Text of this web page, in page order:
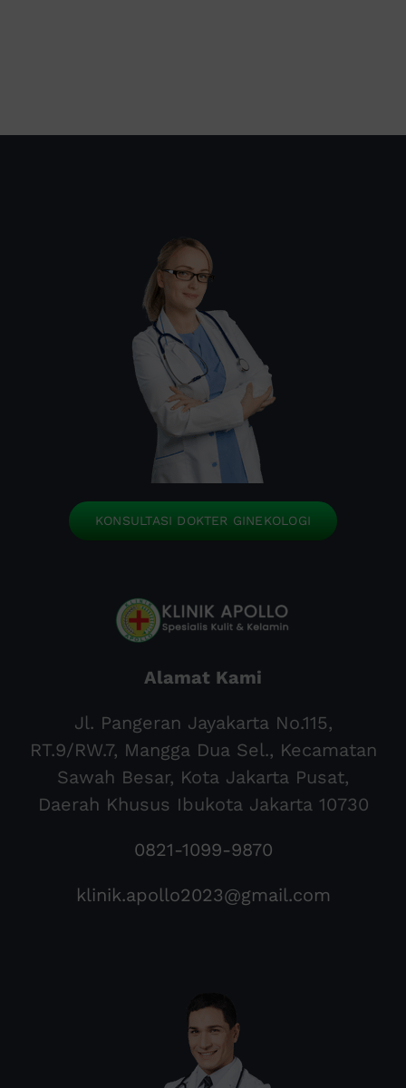
KONSULTASI DOKTER GINEKOLOGI
Alamat Kami
Jl. Pangeran Jayakarta No.115,
RT.9/RW.7, Mangga Dua Sel., Kecamatan
Sawah Besar, Kota Jakarta Pusat,
Daerah Khusus Ibukota Jakarta 10730
0821-1099-9870
klinik.apollo2023@gmail.com